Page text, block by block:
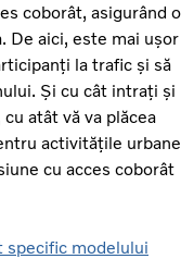
coborât, asigurând o
De aici, este mai ușor
la trafic și să
Și cu cât intrați și
atât vă va plăcea
activitățile urbane
cu acces coborât
specific modelului